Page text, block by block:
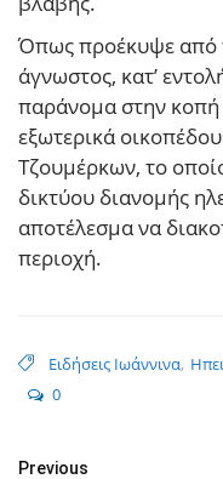
Όπως προέκυψε από
άγνωστος, κατ’
παράνομα στην
εξωτερικά
Τζουμέρκων, το
δικτύου διανομής
αποτέλεσμα να
περιοχή.
Ειδήσεις Ιωάννινα,
0
Previous